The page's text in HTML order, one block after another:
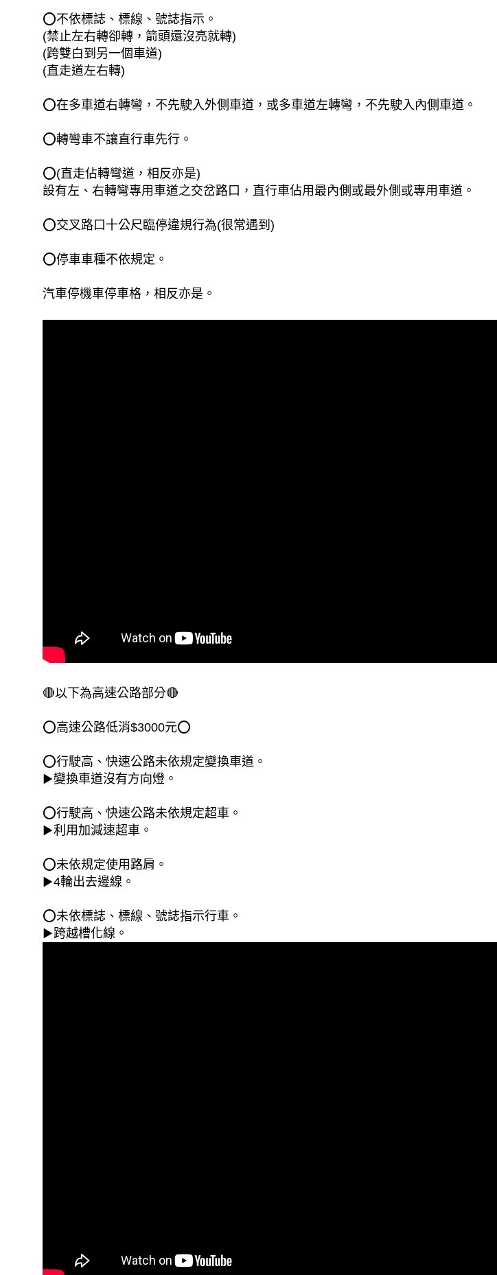
⭕不依標誌、標線、號誌指示。
(禁止左右轉卻轉，箭頭還沒亮就轉)
(跨雙白到另一個車道)
(直走道左右轉)
⭕在多車道右轉彎，不先駛入外側車道，或多車道左轉彎，不先駛入內側車道。
⭕轉彎車不讓直行車先行。
⭕(直走佔轉彎道，相反亦是)
設有左、右轉彎專用車道之交岔路口，直行車佔用最內側或最外側或專用車道。
⭕交叉路口十公尺臨停違規行為(很常遇到)
⭕停車車種不依規定。
汽車停機車停車格，相反亦是。
🔴以下為高速公路部分🔴
⭕高速公路低消$3000元⭕
⭕行駛高、快速公路未依規定變換車道。
▶變換車道沒有方向燈。
⭕行駛高、快速公路未依規定超車。
▶利用加減速超車。
⭕未依規定使用路肩。
▶4輪出去邊線。
⭕未依標誌、標線、號誌指示行車。
▶跨越槽化線。